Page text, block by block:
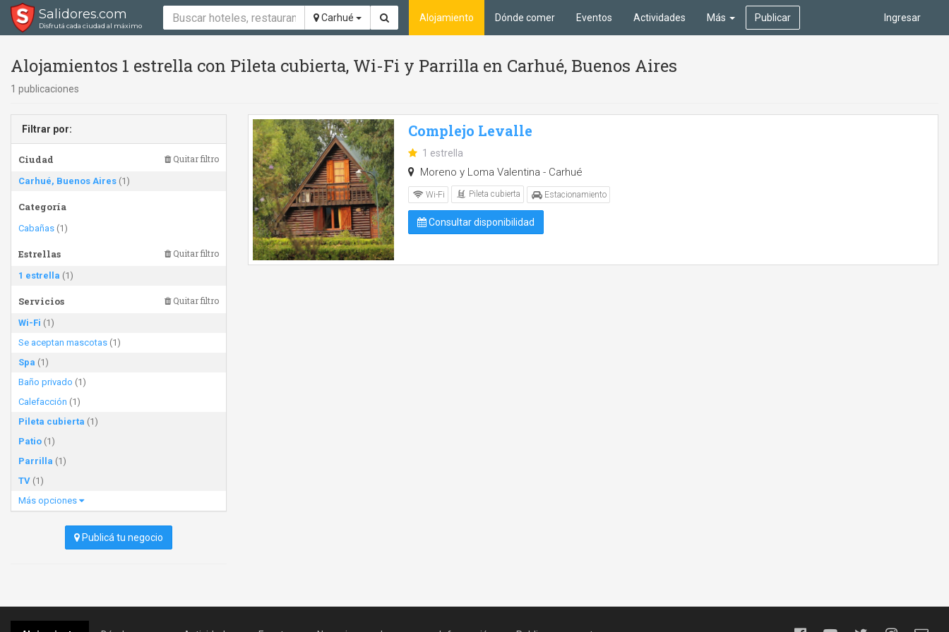
Salidores.com
Disfrutá cada ciudad al máximo
Carhué Ingresar
Alojamiento Dónde comer Eventos Actividades Más Publicar
Alojamientos 1 estrella con Pileta cubierta, Wi-Fi y Parrilla en Carhué, Buenos Aires
1 publicaciones
Filtrar por:
Ciudad Quitar filtro
Carhué, Buenos Aires (1)
Categoría
Cabañas (1)
Estrellas Quitar filtro
1 estrella (1)
Servicios Quitar filtro
Wi-Fi (1)
Se aceptan mascotas (1)
Spa (1)
Baño privado (1)
Calefacción (1)
Pileta cubierta (1)
Patio (1)
Parrilla (1)
TV (1)
Más opciones
Publicá tu negocio
Complejo Levalle
1 estrella
Moreno y Loma Valentina - Carhué
Wi-Fi Pileta cubierta Estacionamiento
Consultar disponibilidad